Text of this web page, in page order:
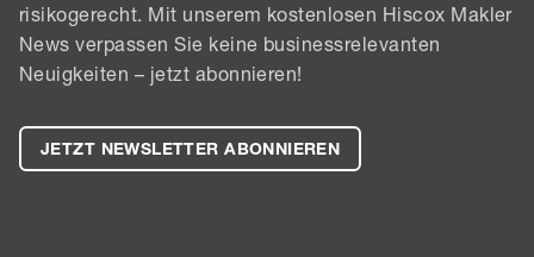
risikogerecht. Mit unserem kostenlosen Hiscox Makler
News verpassen Sie keine businessrelevanten
Neuigkeiten – jetzt abonnieren!
JETZT NEWSLETTER ABONNIEREN